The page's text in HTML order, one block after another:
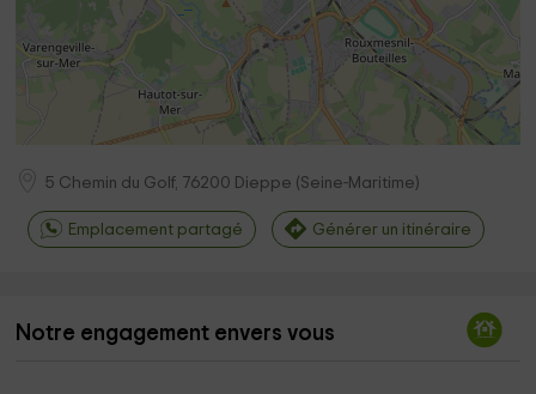
5 Chemin du Golf, 76200 Dieppe (Seine-Maritime)
Emplacement partagé Générer un itinéraire
Notre engagement envers vous